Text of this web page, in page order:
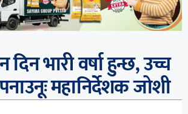
भारी वर्षा हुन्छ, उच्च
महानिर्देशक जोशी